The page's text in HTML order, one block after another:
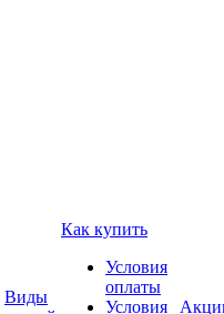
Виды
Как купить
Условия
оплаты
Условия